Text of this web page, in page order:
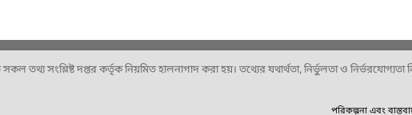
তথ্য সংশ্লিষ্ট দপ্তর কর্তৃক নিয়মিত হালনাগাদ করা হয়। তথ্যের যথার্থতা, নির্ভুলতা ও নির্ভরযোগ্যতা
পরিকল্পনা এবং